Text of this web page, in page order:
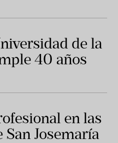
de la
40 años
en las
San Josemaría